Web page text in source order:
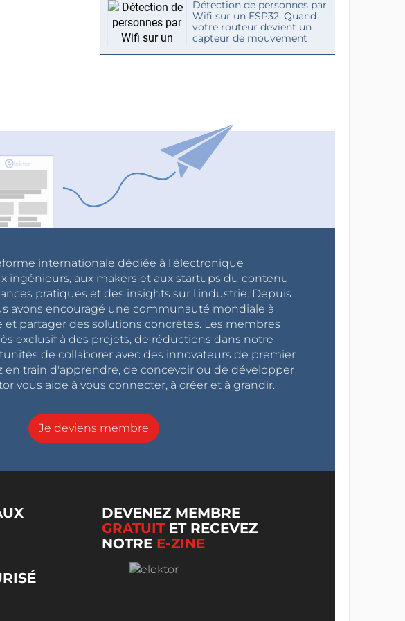
Détection de personnes par
Wifi sur un ESP32: Quand
votre routeur devient un
capteur de mouvement
internationale dédiée à l'électronique
ingénieurs, aux makers et aux startups du contenu
pratiques et des insights sur l'industrie. Depuis
avons encouragé une communauté mondiale à
et partager des solutions concrètes. Les membres
exclusif à des projets, de réductions dans notre
de collaborer avec des innovateurs de premier
en train d'apprendre, de concevoir ou de développer
vous aide à vous connecter, à créer et à grandir.
Je deviens membre
DEVENEZ MEMBRE
GRATUITET RECEVEZ
NOTRE E-ZINE